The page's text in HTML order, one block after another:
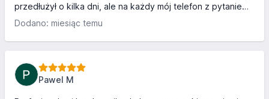
przedłużył o kilka dni, ale na każdy mój telefon z pytaniem
co z felgami, dostałem wyczerpującą odpowiedź co się z
nimi dzieje. Końcowy efekt przeszedł moje najśmielsze
oczekiwania, felgi są sztos. Super efekt, czarny środek i
zadowolony i jeżeli będę następnym razem potrzebował
regeneracji felg to idę jak w dym do Moto M5. Polecam z
czystym sumieniem !!!
Dodano: miesiąc temu
Pawel M